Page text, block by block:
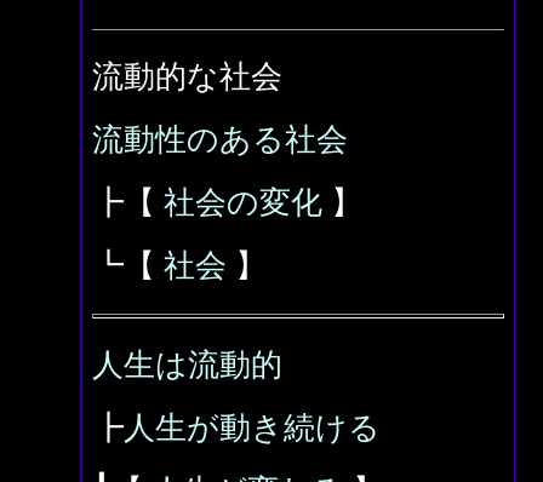
流動的な社会
流動性のある社会
┣【 社会の変化 】
┗【 社会 】
人生は流動的
┣人生が動き続ける